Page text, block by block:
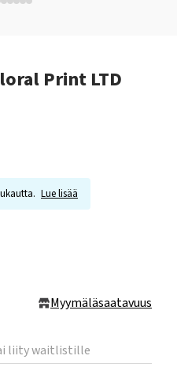
Print LTD
Lue lisää
Myymäläsaatavuus
liity waitlistille